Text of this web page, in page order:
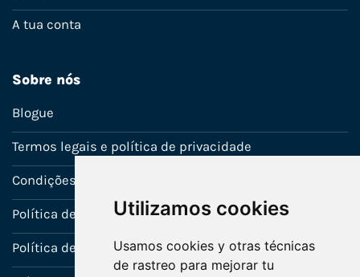
Utilizamos cookies
Usamos cookies y otras técnicas
de rastreo para mejorar tu
A tua conta
Sobre nós
Blogue
Termos legais e política de privacidade
Condições de venda
Política de Garantia
Política de utilização de cookies